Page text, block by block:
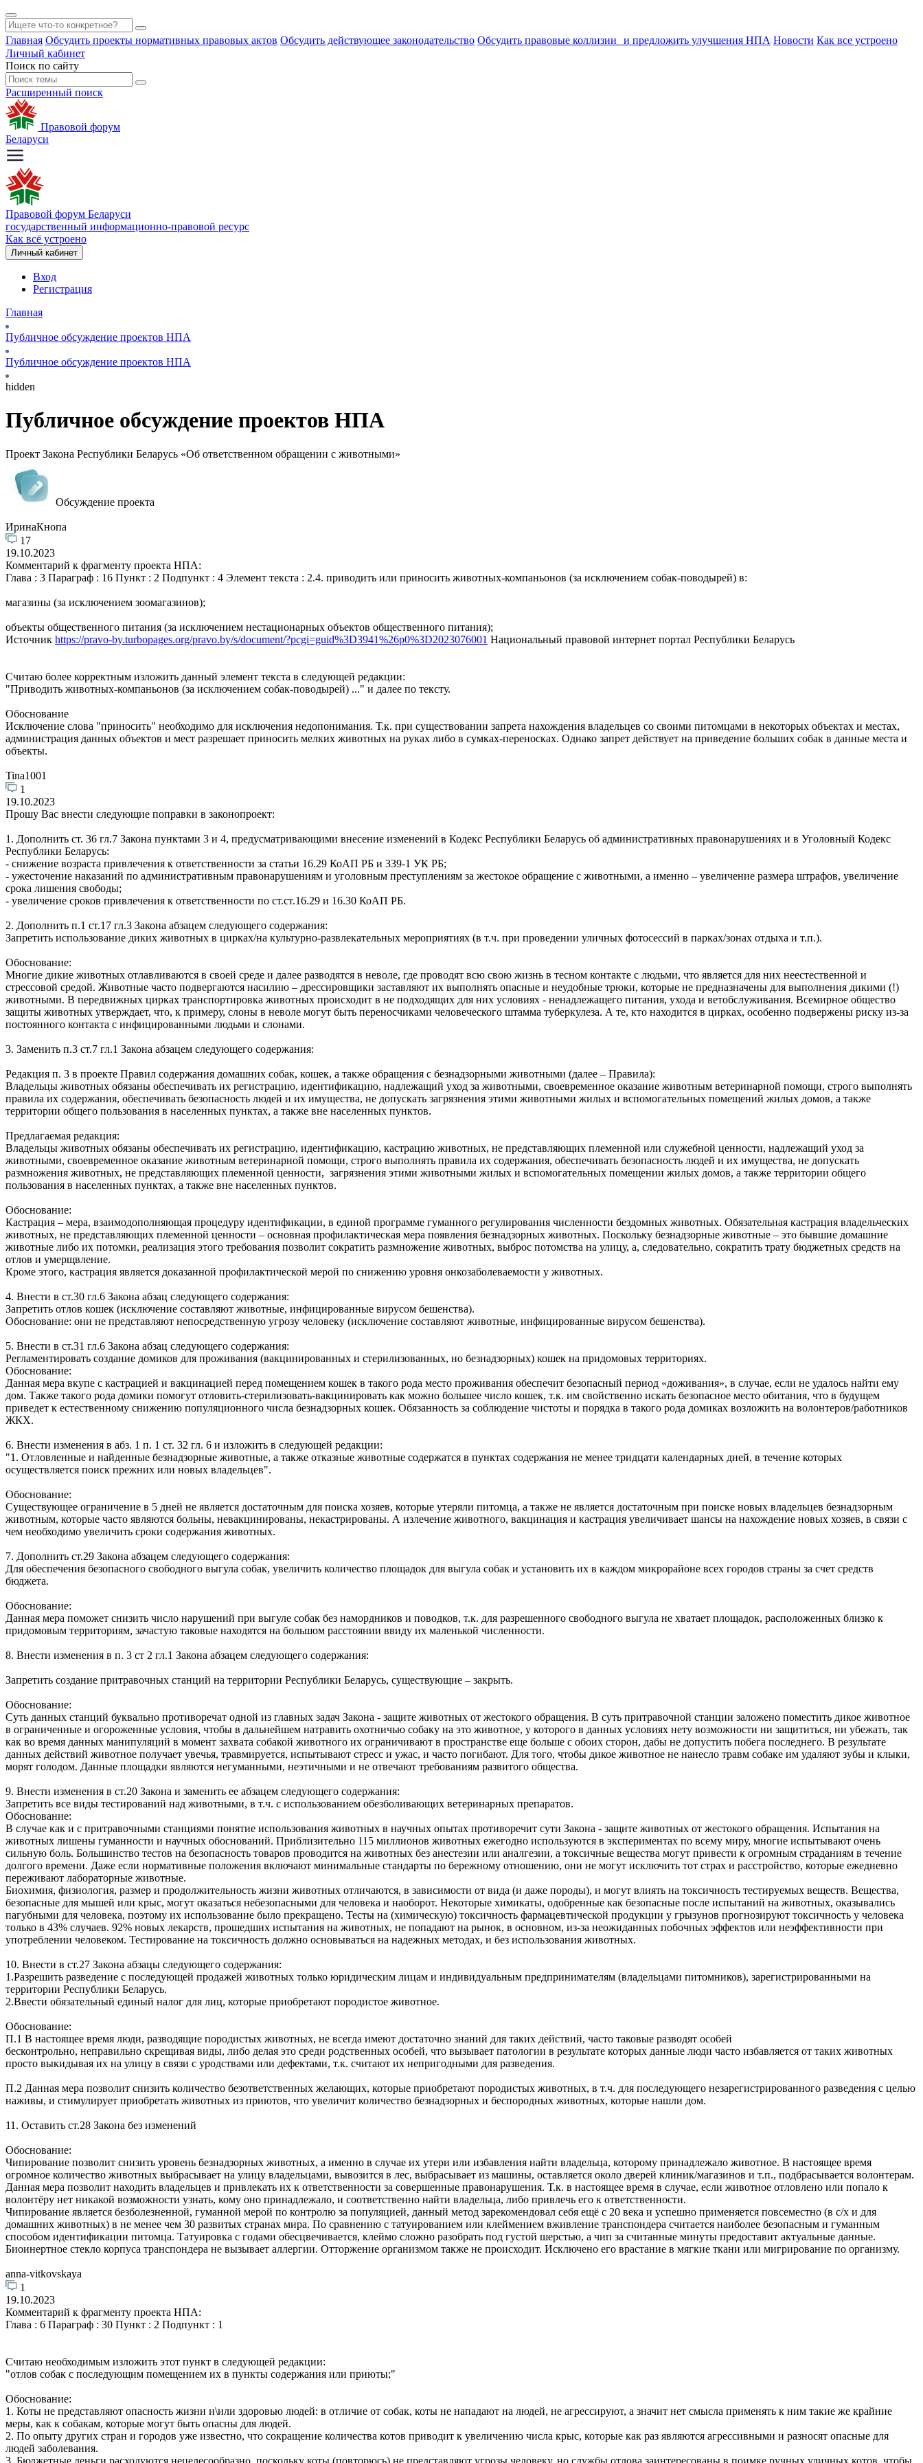
Главная Обсудить проекты нормативных правовых актов Обсудить действующее законодательство Обсудить правовые коллизии и предложить улучшения НПА Новости Как все устроено
Личный кабинет
Поиск по сайту
Расширенный поиск
Правовой форум
Беларуси
Правовой форум Беларуси
государственный информационно-правовой ресурс
Как всё устроено
Личный кабинет
Вход
Регистрация
Главная
Публичное обсуждение проектов НПА
Публичное обсуждение проектов НПА
hidden
Публичное обсуждение проектов НПА
Проект Закона Республики Беларусь «Об ответственном обращении с животными»
Обсуждение проекта
ИринаКнопа
17
19.10.2023
Комментарий к фрагменту проекта НПА:
Глава : 3 Параграф : 16 Пункт : 2 Подпункт : 4 Элемент текста : 2.4. приводить или приносить животных-компаньонов (за исключением собак-поводырей) в:
магазины (за исключением зоомагазинов);
объекты общественного питания (за исключением нестационарных объектов общественного питания);
Источник https://pravo-by.turbopages.org/pravo.by/s/document/?pcgi=guid%3D3941%26p0%3D2023076001 Национальный правовой интернет портал Республики Беларусь
Считаю более корректным изложить данный элемент текста в следующей редакции:
"Приводить животных-компаньонов (за исключением собак-поводырей) ..." и далее по тексту.
Обоснование
Исключение слова "приносить" необходимо для исключения недопонимания. Т.к. при существовании запрета нахождения владельцев со своими питомцами в некоторых объектах и местах,
администрация данных объектов и мест разрешает приносить мелких животных на руках либо в сумках-переносках. Однако запрет действует на приведение больших собак в данные места и
объекты.
Tina1001
1
19.10.2023
Прошу Вас внести следующие поправки в законопроект:
1. Дополнить ст. 36 гл.7 Закона пунктами 3 и 4, предусматривающими внесение изменений в Кодекс Республики Беларусь об административных правонарушениях и в Уголовный Кодекс
Республики Беларусь:
- снижение возраста привлечения к ответственности за статьи 16.29 КоАП РБ и 339-1 УК РБ;
- ужесточение наказаний по административным правонарушениям и уголовным преступлениям за жестокое обращение с животными, а именно – увеличение размера штрафов, увеличение
срока лишения свободы;
- увеличение сроков привлечения к ответственности по ст.ст.16.29 и 16.30 КоАП РБ.
2. Дополнить п.1 ст.17 гл.3 Закона абзацем следующего содержания:
Запретить использование диких животных в цирках/на культурно-развлекательных мероприятиях (в т.ч. при проведении уличных фотосессий в парках/зонах отдыха и т.п.).
Обоснование:
Многие дикие животных отлавливаются в своей среде и далее разводятся в неволе, где проводят всю свою жизнь в тесном контакте с людьми, что является для них неестественной и
стрессовой средой. Животные часто подвергаются насилию – дрессировщики заставляют их выполнять опасные и неудобные трюки, которые не предназначены для выполнения дикими (!)
животными. В передвижных цирках транспортировка животных происходит в не подходящих для них условиях - ненадлежащего питания, ухода и ветобслуживания. Всемирное общество
защиты животных утверждает, что, к примеру, слоны в неволе могут быть переносчиками человеческого штамма туберкулеза. А те, кто находится в цирках, особенно подвержены риску из-за
постоянного контакта с инфицированными людьми и слонами.
3. Заменить п.3 ст.7 гл.1 Закона абзацем следующего содержания:
Редакция п. 3 в проекте Правил содержания домашних собак, кошек, а также обращения с безнадзорными животными (далее – Правила):
Владельцы животных обязаны обеспечивать их регистрацию, идентификацию, надлежащий уход за животными, своевременное оказание животным ветеринарной помощи, строго выполнять
правила их содержания, обеспечивать безопасность людей и их имущества, не допускать загрязнения этими животными жилых и вспомогательных помещений жилых домов, а также
территории общего пользования в населенных пунктах, а также вне населенных пунктов.
Предлагаемая редакция:
Владельцы животных обязаны обеспечивать их регистрацию, идентификацию, кастрацию животных, не представляющих племенной или служебной ценности, надлежащий‌ уход за
животными, своевременное оказание животным ветеринарной‌ помощи, строго выполнять правила их содержания, обеспечивать безопасность людей‌ и их имущества, не допускать
размножения животных, не представляющих племенной ценности, загрязнения этими животными жилых и вспомогательных помещении‌ жилых домов, а также территории общего
пользования в населенных пунктах, а также вне населенных пунктов.
Обоснование:
Кастрация – мера, взаимодополняющая процедуру идентификации, в единой программе гуманного регулирования численности бездомных животных. Обязательная кастрация владельческих
животных, не представляющих племенной ценности – основная профилактическая мера появления безнадзорных животных. Поскольку безнадзорные животные – это бывшие домашние
животные либо их потомки, реализация этого требования позволит сократить размножение животных, выброс потомства на улицу, а, следовательно, сократить трату бюджетных средств на
отлов и умерщвление.
Кроме этого, кастрация является доказанной профилактической мерой по снижению уровня онкозаболеваемости у животных.
4. Внести в ст.30 гл.6 Закона абзац следующего содержания:
Запретить отлов кошек (исключение составляют животные, инфицированные вирусом бешенства).
Обоснование: они не представляют непосредственную угрозу человеку (исключение составляют животные, инфицированные вирусом бешенства).
5. Внести в ст.31 гл.6 Закона абзац следующего содержания:
Регламентировать создание домиков для проживания (вакцинированных и стерилизованных, но безнадзорных) кошек на придомовых территориях.
Обоснование:
Данная мера вкупе с кастрацией и вакцинацией перед помещением кошек в такого рода место проживания обеспечит безопасный период «доживания», в случае, если не удалось найти ему
дом. Также такого рода домики помогут отловить-стерилизовать-вакцинировать как можно большее число кошек, т.к. им свойственно искать безопасное место обитания, что в будущем
приведет к естественному снижению популяционного числа безнадзорных кошек. Обязанность за соблюдение чистоты и порядка в такого рода домиках возложить на волонтеров/работников
ЖКХ.
6. Внести изменения в абз. 1 п. 1 ст. 32 гл. 6 и изложить в следующей редакции:
"1. Отловленные и найденные безнадзорные животные, а также отказные животные содержатся в пунктах содержания не менее тридцати календарных дней, в течение которых
осуществляется поиск прежних или новых владельцев".
Обоснование:
Существующее ограничение в 5 дней не является достаточным для поиска хозяев, которые утеряли питомца, а также не является достаточным при поиске новых владельцев безнадзорным
животным, которые часто являются больны, невакцинированы, некастрированы. А излечение животного, вакцинация и кастрация увеличивает шансы на нахождение новых хозяев, в связи с
чем необходимо увеличить сроки содержания животных.
7. Дополнить ст.29 Закона абзацем следующего содержания:
Для обеспечения безопасного свободного выгула собак, увеличить количество площадок для выгула собак и установить их в каждом микрорайоне всех городов страны за счет средств
бюджета.
Обоснование:
Данная мера поможет снизить число нарушений при выгуле собак без намордников и поводков, т.к. для разрешенного свободного выгула не хватает площадок, расположенных близко к
придомовым территориям, зачастую таковые находятся на большом расстоянии ввиду их маленькой численности.
8. Внести изменения в п. 3 ст 2 гл.1 Закона абзацем следующего содержания:
Запретить создание притравочных станций на территории Республики Беларусь, существующие – закрыть.
Обоснование:
Суть данных станций буквально противоречат одной из главных задач Закона - защите животных от жестокого обращения. В суть притравочной станции заложено поместить дикое животное
в ограниченные и огороженные условия, чтобы в дальнейшем натравить охотничью собаку на это животное, у которого в данных условиях нету возможности ни защититься, ни убежать, так
как во время данных манипуляций в момент захвата собакой животного их ограничивают в пространстве еще больше с обоих сторон, дабы не допустить побега последнего. В результате
данных действий животное получает увечья, травмируется, испытывают стресс и ужас, и часто погибают. Для того, чтобы дикое животное не нанесло травм собаке им удаляют зубы и клыки,
морят голодом. Данные площадки являются негуманными, неэтичными и не отвечают требованиям развитого общества.
9. Внести изменения в ст.20 Закона и заменить ее абзацем следующего содержания:
Запретить все виды тестирований над животными, в т.ч. с использованием обезболивающих ветеринарных препаратов.
Обоснование:
В случае как и с притравочными станциями понятие использования животных в научных опытах противоречит сути Закона - защите животных от жестокого обращения. Испытания на
животных лишены гуманности и научных обоснований. Приблизительно 115 миллионов животных ежегодно используются в экспериментах по всему миру, многие испытывают очень
сильную боль. Большинство тестов на безопасность товаров проводится на животных без анестезии или аналгезии, а токсичные вещества могут привести к огромным страданиям в течение
долгого времени. Даже если нормативные положения включают минимальные стандарты по бережному отношению, они не могут исключить тот страх и расстройство, которые ежедневно
переживают лабораторные животные.
Биохимия, физиология, размер и продолжительность жизни животных отличаются, в зависимости от вида (и даже породы), и могут влиять на токсичность тестируемых веществ. Вещества,
безопасные для мышей или крыс, могут оказаться небезопасными для человека и наоборот. Некоторые химикаты, одобренные как безопасные после испытаний на животных, оказывались
пагубными для человека, поэтому их использование было прекращено. Тесты на (химическую) токсичность фармацевтической продукции у грызунов прогнозируют токсичность у человека
только в 43% случаев. 92% новых лекарств, прошедших испытания на животных, не попадают на рынок, в основном, из-за неожиданных побочных эффектов или неэффективности при
употреблении человеком. Тестирование на токсичность должно основываться на надежных методах, и без использования животных.
10. Внести в ст.27 Закона абзацы следующего содержания:
1.Разрешить разведение с последующей продажей животных только юридическим лицам и индивидуальным предпринимателям (владельцами питомников), зарегистрированными на
территории Республики Беларусь.
2.Ввести обязательный единый налог для лиц, которые приобретают породистое животное.
Обоснование:
П.1 В настоящее время люди, разводящие породистых животных, не всегда имеют достаточно знаний для таких действий, часто таковые разводят особей
бесконтрольно, неправильно скрещивая виды, либо делая это среди родственных особей, что вызывает патологии в результате которых данные люди часто избавляется от таких животных
просто выкидывая их на улицу в связи с уродствами или дефектами, т.к. считают их непригодными для разведения.
П.2 Данная мера позволит снизить количество безответственных желающих, которые приобретают породистых животных, в т.ч. для последующего незарегистрированного разведения с целью
наживы, и стимулирует приобретать животных из приютов, что увеличит количество безнадзорных и беспородных животных, которые нашли дом.
11. Оставить ст.28 Закона без изменений
Обоснование:
Чипирование позволит снизить уровень безнадзорных животных, а именно в случае их утери или избавления найти владельца, которому принадлежало животное. В настоящее время
огромное количество животных выбрасывает на улицу владельцами, вывозится в лес, выбрасывает из машины, оставляется около дверей клиник/магазинов и т.п., подбрасывается волонтерам.
Данная мера позволит находить владельцев и привлекать их к ответственности за совершенные правонарушения. Т.к. в настоящее время в случае, если животное отловлено или попало к
волонтёру нет никакой возможности узнать, кому оно принадлежало, и соответственно найти владельца, либо привлечь его к ответственности.
Чипирование является безболезненной, гуманной мерой по контролю за популяцией, данный метод зарекомендовал себя ещё с 20 века и успешно применяется повсеместно (в с/х и для
домашних животных) в не менее чем 30 развитых странах мира. По сравнению с татуированием или клеймением вживление транспондера считается наиболее безопасным и гуманным
способом идентификации питомца. Татуировка с годами обесцвечивается, клеймо сложно разобрать под густой шерстью, а чип за считанные минуты предоставит актуальные данные.
Биоинертное стекло корпуса транспондера не вызывает аллергии. Отторжение организмом также не происходит. Исключено его врастание в мягкие ткани или мигрирование по организму.
anna-vitkovskaya
1
19.10.2023
Комментарий к фрагменту проекта НПА:
Глава : 6 Параграф : 30 Пункт : 2 Подпункт : 1
Считаю необходимым изложить этот пункт в следующей редакции:
"отлов собак с последующим помещением их в пункты содержания или приюты;"
Обоснование:
1. Коты не представляют опасность жизни и\или здоровью людей: в отличие от собак, коты не нападают на людей, не агрессируют, а значит нет смысла применять к ним такие же крайние
меры, как к собакам, которые могут быть опасны для людей.
2. По опыту других стран и городов уже известно, что сокращение количества котов приводит к увеличению числа крыс, которые как раз являются агрессивными и разносят опасные для
людей заболевания.
3. Бюджетные деньги расходуются нецелесообразно, поскольку коты (повторюсь) не представляют угрозы человеку, но службы отлова заинтересованы в поимке ручных уличных котов, чтобы